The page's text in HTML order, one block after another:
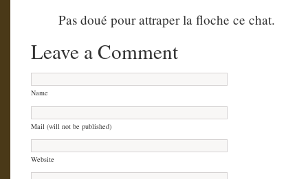
Pas doué pour attraper la floche ce chat.
Leave a Comment
Name
Mail (will not be published)
Website